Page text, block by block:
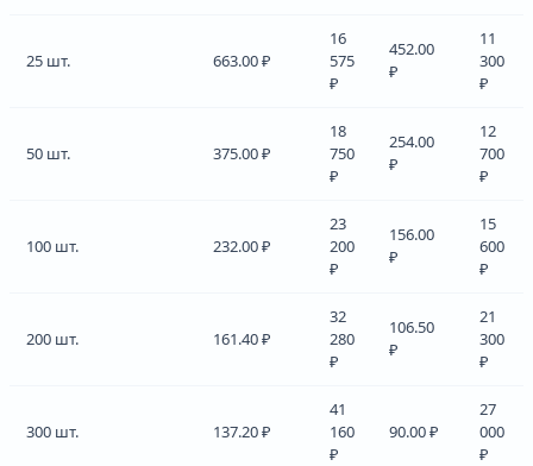
25 шт. 663.00 ₽
16
575
₽
452.00
₽
11
300
₽
50 шт. 375.00 ₽
18
750
₽
254.00
₽
12
700
₽
100 шт. 232.00 ₽
23
200
₽
156.00
₽
15
600
₽
200 шт. 161.40 ₽
32
280
₽
106.50
₽
21
300
₽
300 шт. 137.20 ₽
41
160
₽
90.00 ₽
27
000
₽